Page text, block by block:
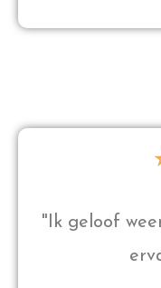
"Ik geloof